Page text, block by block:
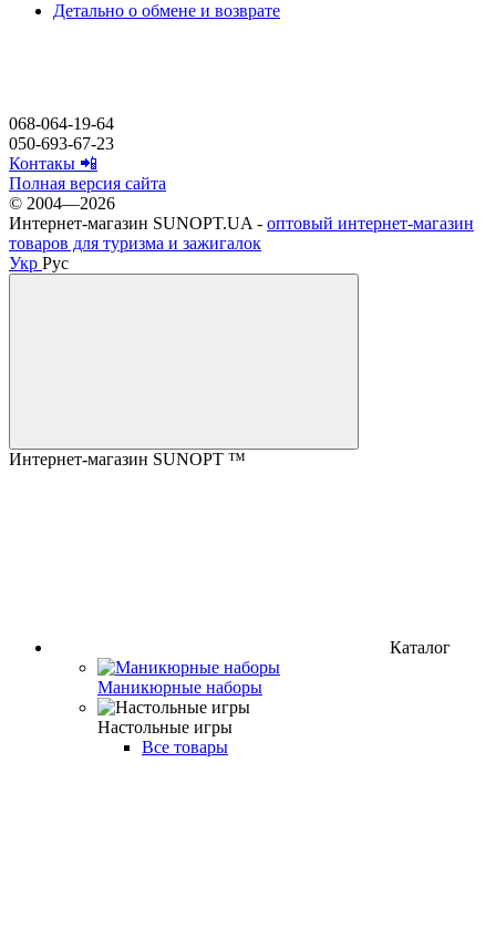
Детально о обмене и возврате
068-064-19-64
050-693-67-23
Контакы 📲
Полная версия сайта
© 2004—2026
Интернет-магазин SUNOPT.UA - оптовый интернет-магазин
товаров для туризма и зажигалок
Укр Рус
Интернет-магазин SUNOPT ™
Каталог
Маникюрные наборы
Настольные игры
Все товары